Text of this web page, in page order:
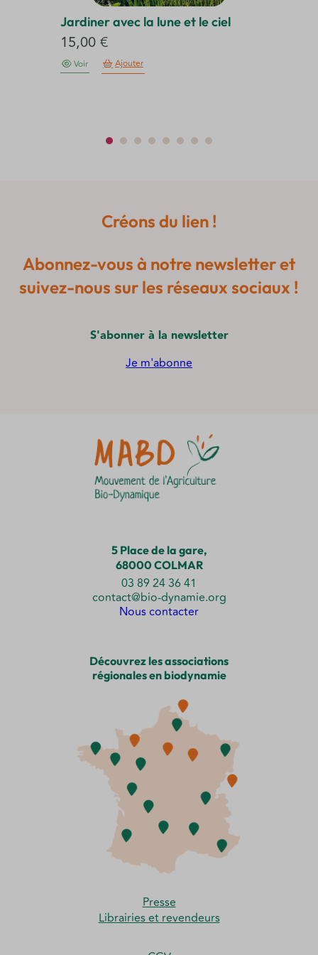
Jardiner avec la lune et le ciel
15,00€
Voir Ajouter
Créons du lien !
Abonnez-vous à notre newsletter et
suivez-nous sur les réseaux sociaux !
S'abonner à la newsletter
Je m'abonne
5 Place de la gare,
68000 COLMAR
03 89 24 36 41
contact@bio-dynamie.org
Nous contacter
Découvrez les associations
régionales en biodynamie
Presse
Librairies et revendeurs